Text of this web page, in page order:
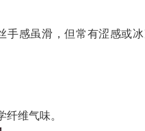
手感虽滑，但常有涩感或
维气味。